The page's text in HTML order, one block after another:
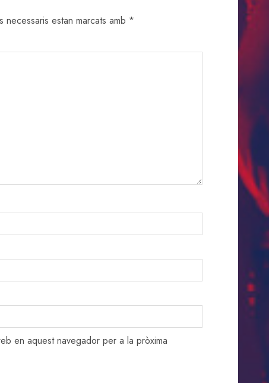
necessaris estan marcats amb *
en aquest navegador per a la pròxima